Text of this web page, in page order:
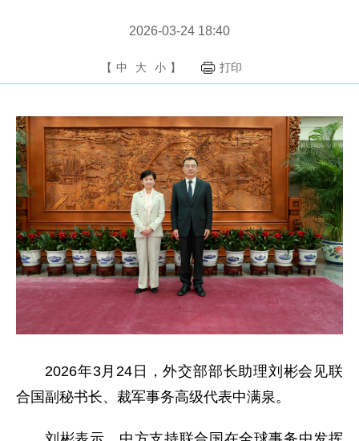
2026-03-24 18:40
【 中 大 小 】 打印
2026年3月24日，外交部部长助理刘彬会见联
合国副秘书长、裁军事务高级代表中满泉。